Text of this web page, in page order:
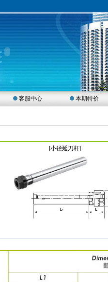
客服中心 本期特价
[小径延刀杆]